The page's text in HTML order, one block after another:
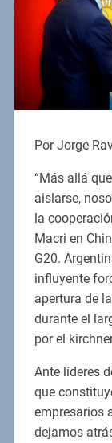
Por Jorge
“Más allá
aislarse,
la
Macri en
G20.
influyente
apertura de
durante el
por el
Ante líderes
que
empresarios
dejamos